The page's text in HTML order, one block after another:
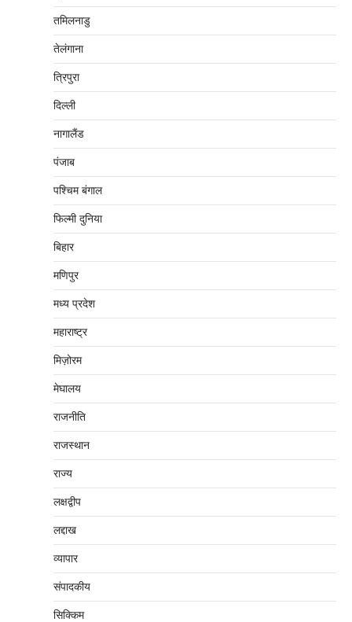
तमिलनाडु
तेलंगाना
त्रिपुरा
दिल्‍ली
नागालैंड
पंजाब
पश्चिम बंगाल
फिल्मी दुनिया
बिहार
मणिपुर
मध्‍य प्रदेश
महाराष्‍ट्र
मिज़ोरम
मेघालय
राजनीति
राजस्थान
राज्य
लक्षद्वीप
लद्दाख
व्यापार
संपादकीय
सिक्किम